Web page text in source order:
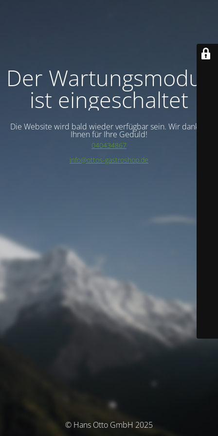
Der Wartungsmodus
ist eingeschaltet
Die Website wird bald wieder verfügbar sein. Wir danken
Ihnen für Ihre Geduld!
040434867
info@ottos-gastroshop.de
© Hans Otto GmbH 2025